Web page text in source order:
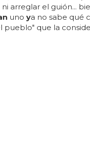
arreglar el guión...
uno ya no sabe qué
pueblo" que la